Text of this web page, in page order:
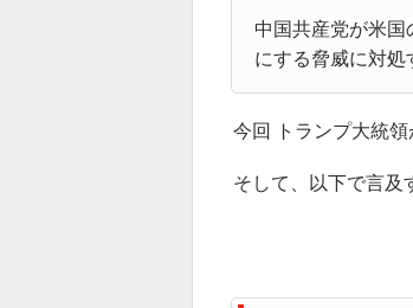
中国共産党が米国
にする脅威に対処
今回 トランプ大統
そして、以下で言及